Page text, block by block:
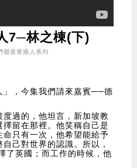
7─林之棟(下)
都是香港人系列
」，今集我們請來嘉賓──德
過的，他坦言，新加坡教
留在那裡。他笑稱自己是
只有一次，他希望能給予
己對世界的認識。所以，
了英國；而工作的時候，他